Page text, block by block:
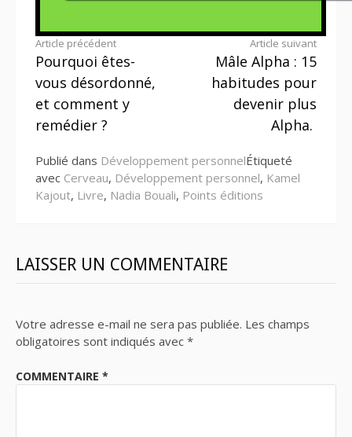
Lire
la
suite
Article précédent
Pourquoi êtes-
vous désordonné,
et comment y
remédier ?
Article suivant
Mâle Alpha : 15
habitudes pour
devenir plus
Alpha.
Publié dans Développement personnelÉtiqueté
avec Cerveau, Développement personnel, Kamel
Kajout, Livre, Nadia Bouali, Points éditions
LAISSER UN COMMENTAIRE
Votre adresse e-mail ne sera pas publiée. Les champs
obligatoires sont indiqués avec *
COMMENTAIRE *